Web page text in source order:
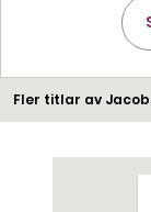
Fler titlar av